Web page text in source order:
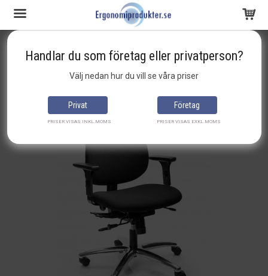
Produkten har blivit tillagd i varukorgen
Startsida
Handlar du som företag eller privatperson?
Välj nedan hur du vill se våra priser
Privat
PRISER VISAS INKL.MOMS
Företag
PRISER VISAS EXKL.MOMS